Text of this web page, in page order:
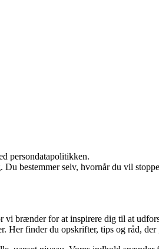
persondatapolitikken.
bestemmer selv, hvornår du vil
brænder for at inspirere dig til at
Her finder du opskrifter, tips og råd,